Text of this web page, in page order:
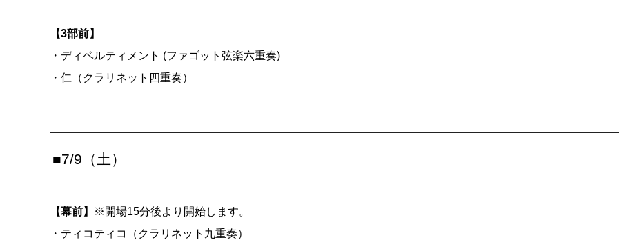
【3部前】
・ディベルティメント (ファゴット弦楽六重奏)
・仁（クラリネット四重奏）
■7/9（土）
【幕前】
※開場15分後より開始します。
・ティコティコ（クラリネット九重奏）